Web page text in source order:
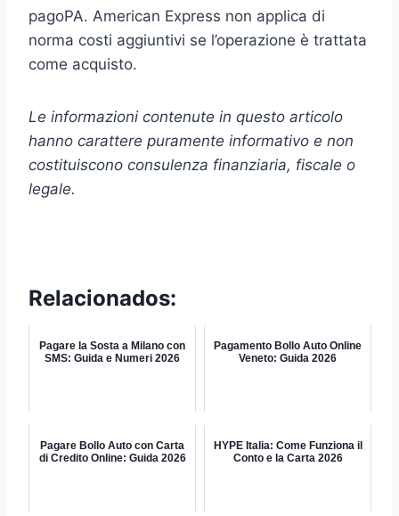
pagoPA. American Express non applica di
norma costi aggiuntivi se l’operazione è trattata
come acquisto.
Le informazioni contenute in questo articolo
hanno carattere puramente informativo e non
costituiscono consulenza finanziaria, fiscale o
legale.
Relacionados:
Pagare la Sosta a Milano con
SMS: Guida e Numeri 2026
Pagamento Bollo Auto Online
Veneto: Guida 2026
Pagare Bollo Auto con Carta
di Credito Online: Guida 2026
HYPE Italia: Come Funziona il
Conto e la Carta 2026